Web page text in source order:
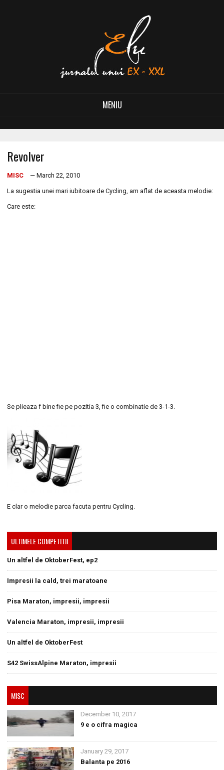
MENIU
Revolver
MISC — March 22, 2010
La sugestia unei mari iubitoare de Cycling, am aflat de aceasta melodie:
Care este:
Se plieaza f bine fie pe pozitia 3, fie o combinatie de 3-1-3.
E clar o melodie parca facuta pentru Cycling.
ULTIMELE COMPETITII
Un altfel de OktoberFest, ep2
Impresii la cald, trei maratoane
Pisa Maraton, impresii, impresii
Valencia Maraton, impresii, impresii
Un altfel de OktoberFest
S42 SwissAlpine Maraton, impresii
MISC
December 10, 2017
9 e o cifra magica
January 29, 2017
Balanta pe 2016